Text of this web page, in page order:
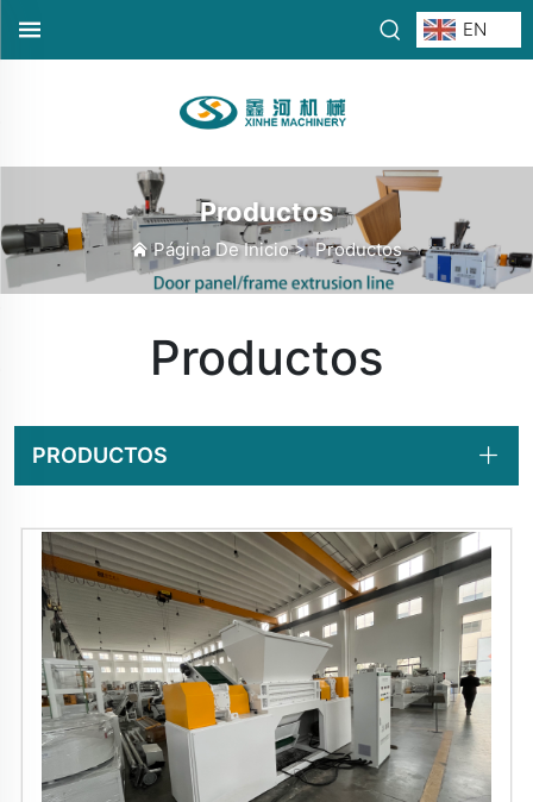
EN
Productos
Página De Inicio>Productos
Productos
PRODUCTOS